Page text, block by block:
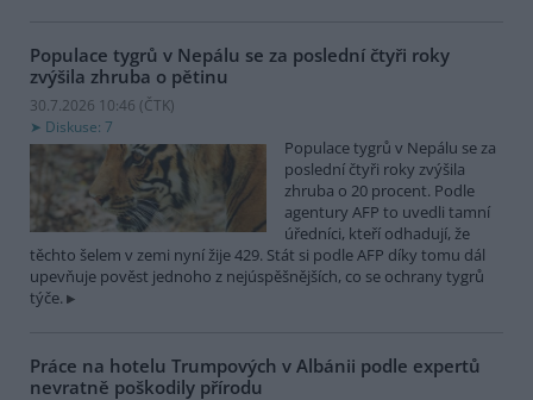
Populace tygrů v Nepálu se za poslední čtyři roky
zvýšila zhruba o pětinu
30.7.2026 10:46 (ČTK)
Diskuse: 7
Populace tygrů v Nepálu se za
poslední čtyři roky zvýšila
zhruba o 20 procent. Podle
agentury AFP to uvedli tamní
úředníci, kteří odhadují, že
těchto šelem v zemi nyní žije 429. Stát si podle AFP díky tomu dál
upevňuje pověst jednoho z nejúspěšnějších, co se ochrany tygrů
týče.
Práce na hotelu Trumpových v Albánii podle expertů
nevratně poškodily přírodu